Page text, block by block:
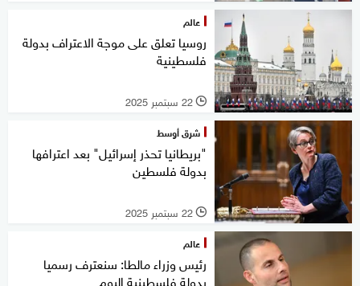
عالم
روسيا تعلق على موجة الاعتراف بدولة
فلسطينية
l 22 سبتمبر 2025
شرق أوسط
"بريطانيا تحذر إسرائيل" بعد اعترافها
بدولة فلسطين
l 22 سبتمبر 2025
عالم
رئيس وزراء مالطا: سنعترف رسميا
بدولة فلسطينية اليوم